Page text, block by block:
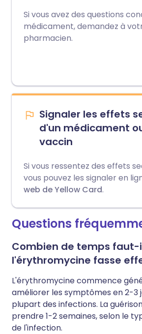
Si vous avez des questions
médicament, demandez à
pharmacien.
Signaler les effets
d'un médicament
vaccin
Si vous ressentez des effets
vous pouvez les signaler en
web de Yellow Card.
Questions
Combien de temps faut-
l'érythromycine fasse
L'érythromycine commence
améliorer les symptômes en 2-3
plupart des infections. La
prendre 1-2 semaines, selon le
de l'infection.